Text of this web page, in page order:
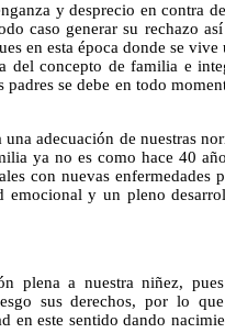
y desprecio en contra
caso generar su rechazo
en esta época donde se
del concepto de familia e
padres se debe en todo
adecuación de nuestras
ya no es como hace 40
con nuevas enfermedades
emocional y un pleno
plena a nuestra niñez,
sus derechos, por lo
en este sentido dando